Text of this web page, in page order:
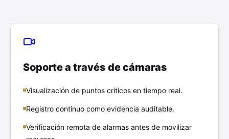
Soporte a través de cámaras
Visualización de puntos críticos en tiempo real.
Registro continuo como evidencia auditable.
Verificación remota de alarmas antes de movilizar